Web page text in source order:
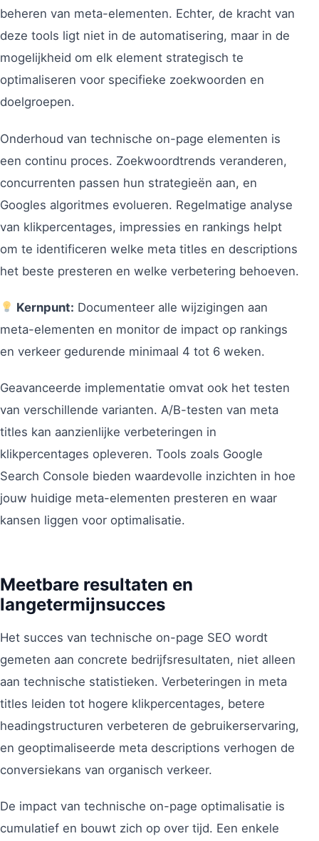
beheren van meta-elementen. Echter, de kracht van
deze tools ligt niet in de automatisering, maar in de
mogelijkheid om elk element strategisch te
optimaliseren voor specifieke zoekwoorden en
doelgroepen.
Onderhoud van technische on-page elementen is
een continu proces. Zoekwoordtrends veranderen,
concurrenten passen hun strategieën aan, en
Googles algoritmes evolueren. Regelmatige analyse
van klikpercentages, impressies en rankings helpt
om te identificeren welke meta titles en descriptions
het beste presteren en welke verbetering behoeven.
Kernpunt: Documenteer alle wijzigingen aan
meta-elementen en monitor de impact op rankings
en verkeer gedurende minimaal 4 tot 6 weken.
Geavanceerde implementatie omvat ook het testen
van verschillende varianten. A/B-testen van meta
titles kan aanzienlijke verbeteringen in
klikpercentages opleveren. Tools zoals Google
Search Console bieden waardevolle inzichten in hoe
jouw huidige meta-elementen presteren en waar
kansen liggen voor optimalisatie.
Meetbare resultaten en
langetermijnsucces
Het succes van technische on-page SEO wordt
gemeten aan concrete bedrijfsresultaten, niet alleen
aan technische statistieken. Verbeteringen in meta
titles leiden tot hogere klikpercentages, betere
headingstructuren verbeteren de gebruikerservaring,
en geoptimaliseerde meta descriptions verhogen de
conversiekans van organisch verkeer.
De impact van technische on-page optimalisatie is
cumulatief en bouwt zich op over tijd. Een enkele